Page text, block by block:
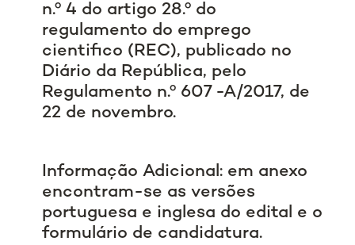
n.º 4 do artigo 28.º do
regulamento do emprego
cientifico (REC), publicado no
Diário da República, pelo
Regulamento n.º 607 -A/2017, de
22 de novembro.
Informação Adicional: em anexo
encontram-se as versões
portuguesa e inglesa do edital e o
formulário de candidatura.